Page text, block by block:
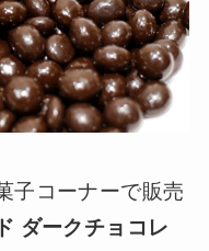
子コーナーで販売
ダークチョコレ